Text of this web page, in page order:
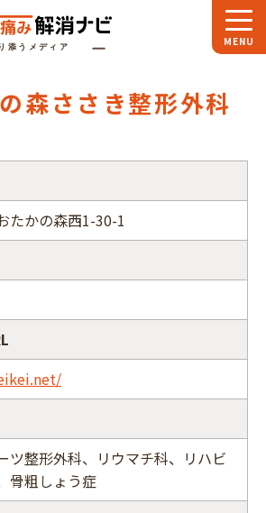
スペシャル 対談
お役立ちコラム
専門家インタビュー
フリーワード
森ささき整形外科
たかの森西1-30-1
ツ整形外科、リウマチ科、リハビ
骨粗しょう症